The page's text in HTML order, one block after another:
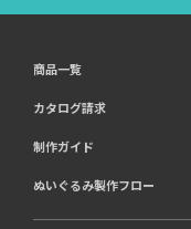
商品一覧
カタログ請求
制作ガイド
ぬいぐるみ製作フロー